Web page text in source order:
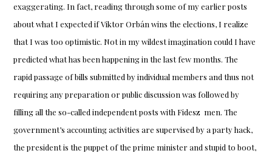
exaggerating. In fact, reading through some of my earlier posts
about what I expected if Viktor Orbán wins the elections, I realize
that I was too optimistic. Not in my wildest imagination could I have
predicted what has been happening in the last few months. The
rapid passage of bills submitted by individual members and thus not
requiring any preparation or public discussion was followed by
filling all the so-called independent posts with Fidesz men. The
government’s accounting activities are supervised by a party hack,
the president is the puppet of the prime minister and stupid to boot,